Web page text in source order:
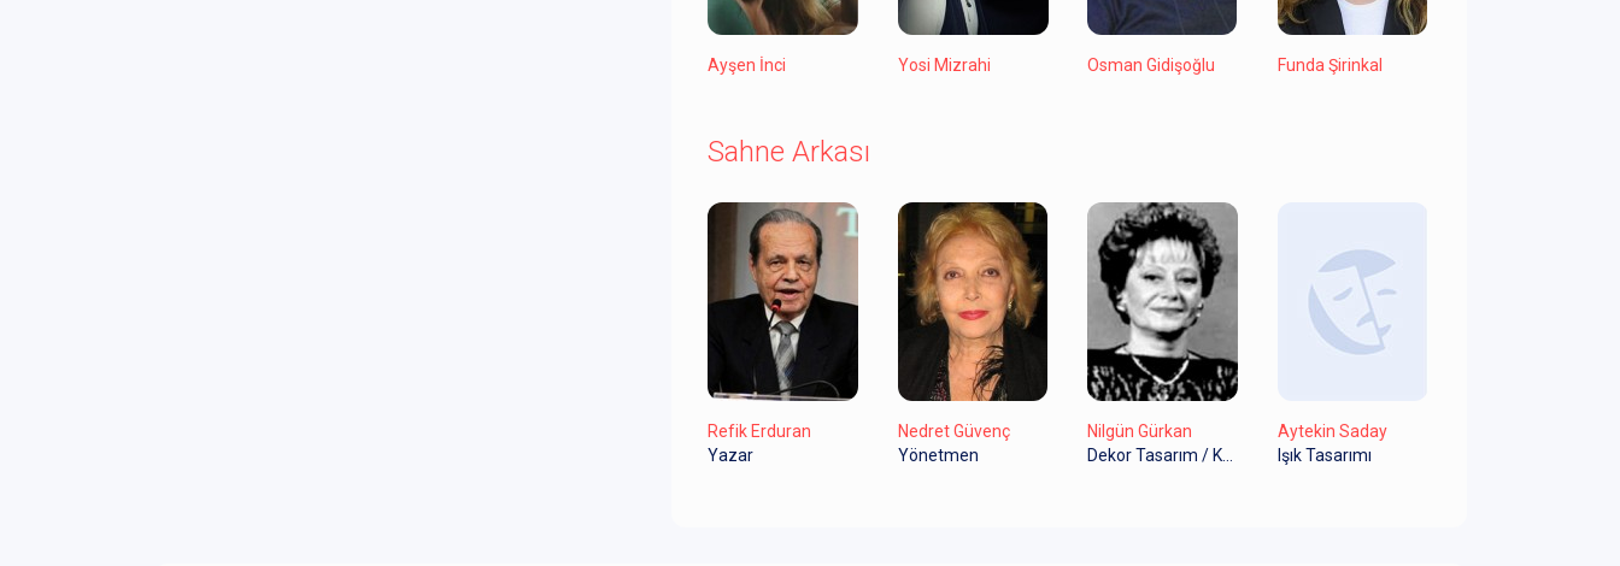
Ayşen İnci Yosi Mizrahi Osman Gidişoğlu Funda Şirinkal
Sahne Arkası
Refik Erduran
Yazar
Nedret Güvenç
Yönetmen
Nilgün Gürkan
Dekor Tasarım / Kostüm Tasarım
Aytekin Saday
Işık Tasarımı